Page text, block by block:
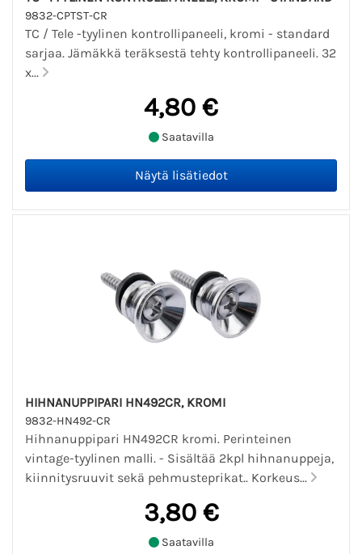
9832-CPTST-CR
TC / Tele -tyylinen kontrollipaneeli, kromi - standard
sarjaa. Jämäkkä teräksestä tehty kontrollipaneeli. 32
x...
4,80 €
Saatavilla
HIHNANUPPIPARI HN492CR, KROMI
9832-HN492-CR
Hihnanuppipari HN492CR kromi. Perinteinen
vintage-tyylinen malli. - Sisältää 2kpl hihnanuppeja,
kiinnitysruuvit sekä pehmusteprikat.. Korkeus...
3,80 €
Saatavilla